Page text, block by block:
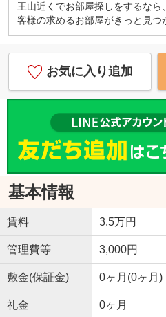
王山近くでお部屋探しをするな
客様の求めるお部屋がきっと見つ
お気に入り追加
基本情報
賃料 3.5万円
管理費等 3,000円
敷金(保証金) 0ヶ月(0ヶ月)
礼金 0ヶ月